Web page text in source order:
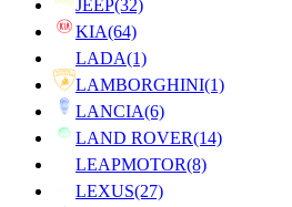
JEEP(32)
KIA(64)
LADA(1)
LAMBORGHINI(1)
LANCIA(6)
LAND ROVER(14)
LEAPMOTOR(8)
LEXUS(27)